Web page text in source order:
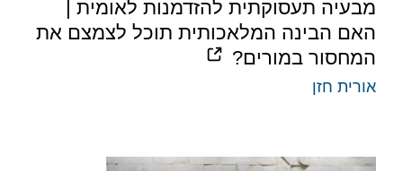
מבעיה תעסוקתית להזדמנות לאומית |
האם הבינה המלאכותית תוכל לצמצם את
המחסור במורים?
אורית חזן